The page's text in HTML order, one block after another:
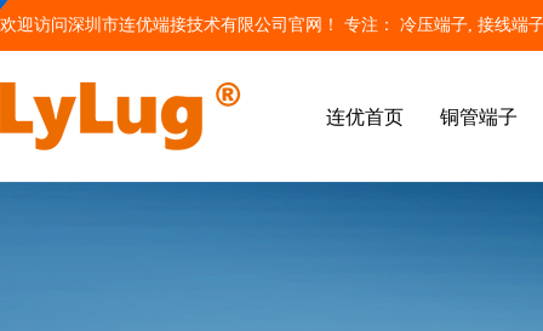
欢迎访问深圳市连优端接技术有限公司官网！ 专注： 冷压端子, 接线端
连优首页 铜管端子